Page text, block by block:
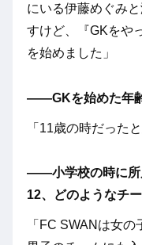
にいる伊藤めぐみ
すけど、『GKをや
を始めました」
――GKを始めた年
「11歳の時だった
――小学校の時に所
12、どのようなチ
「FC SWANは女